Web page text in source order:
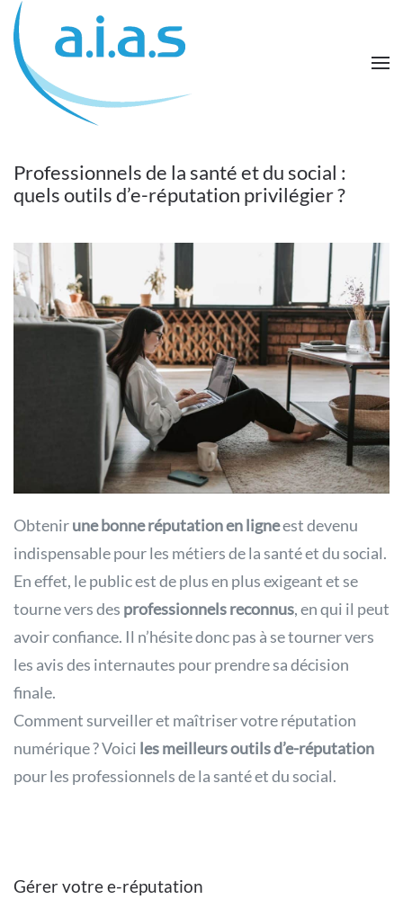
Passer au contenu principal
Professionnels de la santé et du social :
quels outils d’e-réputation privilégier ?
Obtenirune bonne réputation en ligneest devenu
indispensable pour les métiers de la santé et du social.
En effet, le public est de plus en plus exigeant et se
tourne vers des professionnels reconnus, en qui il peut
avoir confiance. Il n’hésite donc pas à se tourner vers
les avis des internautes pour prendre sa décision
finale.
Comment surveiller et maîtriser votre réputation
numérique ? Voici les meilleurs outils d’e-réputation
pour les professionnels de la santé et du social.
Gérer votre e-réputation